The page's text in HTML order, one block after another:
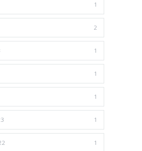
1
2
1
1
1
1
1